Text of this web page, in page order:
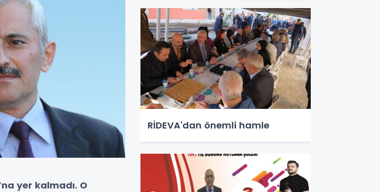
yer kalmadı. O
RİDEVA'dan önemli hamle